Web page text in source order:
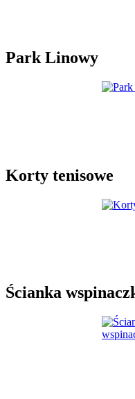
Park Linowy
Korty tenisowe
Ścianka